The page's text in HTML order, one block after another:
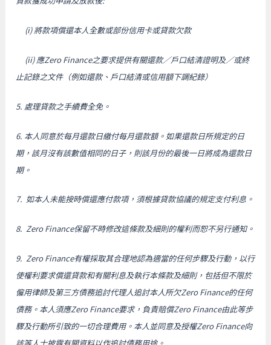
(i) 將款項償還本人全數或部份信用卡或貸款欠款
(ii) 應Zero Finance之要求提供有關還款／戶口結清證明及／或終
止記錄之文件（例如還款、戶口結清或信用額下調紀錄）
5. 處理貸款之手續費全免。
6. 本人同意於每月還款日繳付每月還款額。如果還款日所規定的日
期，該月沒有該數值相同的日子，則該月份的最後一日將成為還款日
期。
7. 如本人未能按時償還應付款項，須根據貸款協議的規定支付利息。
8. Zero Finance保留不時修改這條款及細則的權利而恕不另行通知。
9. Zero Finance有權採取其合理地認為適當的任何步驟及行動，以行
使權利要求償還貸款和有關利息及執行本條款及細則，包括但不限於
僱用律師及第三方債務追討代理人追討本人所欠Zero Finance的任何
債務。本人須應Zero Finance要求，負責賠償Zero Finance由此等步
驟及行動所引致的一切合理費用。本人並同意及授權Zero Finance向